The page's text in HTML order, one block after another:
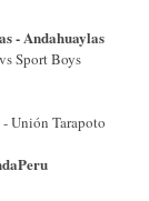
- Andahuaylas
Sport Boys
Unión Tarapoto